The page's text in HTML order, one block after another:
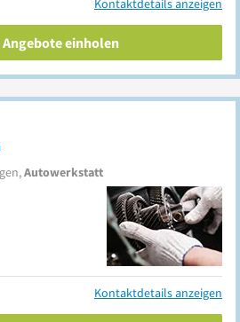
Kontaktdetails anzeigen
einholen
Autowerkstatt
Kontaktdetails anzeigen